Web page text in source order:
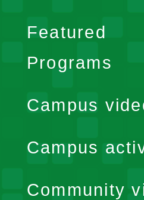
Featured
Programs
Campus
Campus
Community